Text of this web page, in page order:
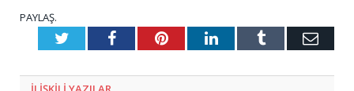
PAYLAŞ.
TwitterFacebookPinterestLinkedInTumblr E-